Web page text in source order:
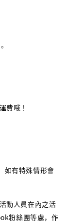
費哦！
如有特殊情形會
動人員在內之活
粉絲團等處，作